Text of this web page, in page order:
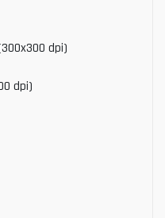
dpi)
dpi)